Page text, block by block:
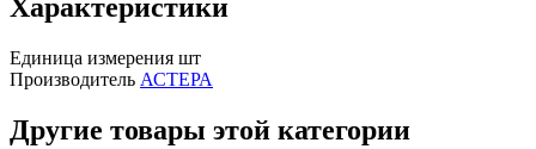
Характеристики
Единица измерения шт
Производитель АСТЕРА
Другие товары этой категории